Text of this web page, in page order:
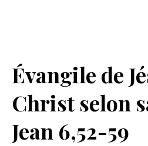
Évangile de
Christ selon
Jean 6,52-59